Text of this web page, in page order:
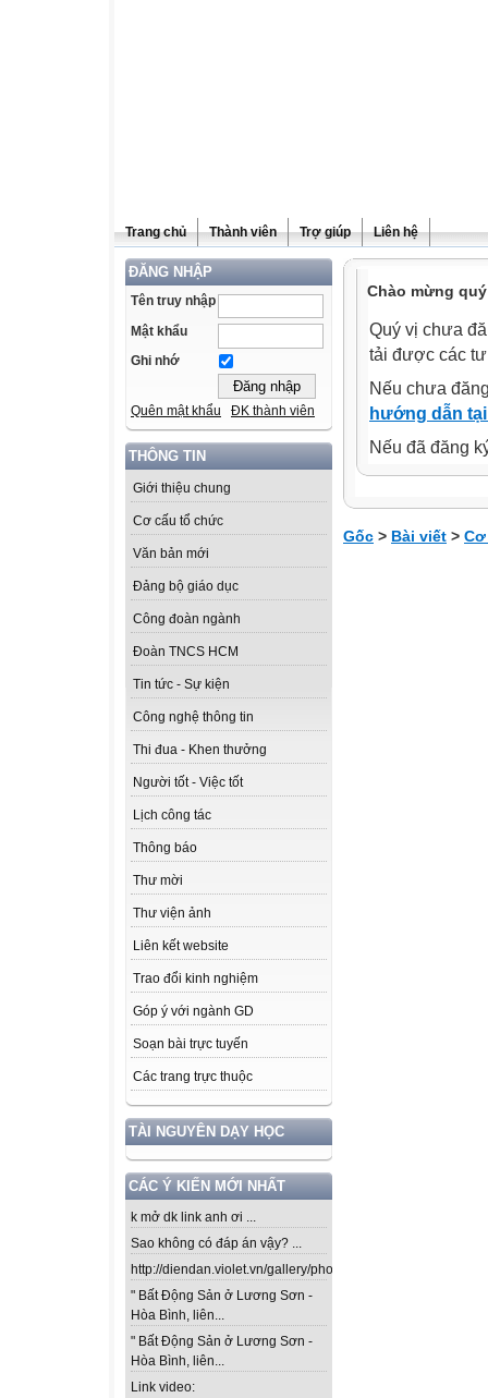
Trang chủ Thành viên Trợ giúp Liên hệ
ĐĂNG NHẬP
Tên truy nhập
Mật khẩu
Ghi nhớ
Quên mật khẩu ĐK thành viên
THÔNG TIN
Giới thiệu chung
Cơ cấu tổ chức
Văn bản mới
Đảng bộ giáo dục
Công đoàn ngành
Đoàn TNCS HCM
Tin tức - Sự kiện
Công nghệ thông tin
Thi đua - Khen thưởng
Người tốt - Việc tốt
Lịch công tác
Thông báo
Thư mời
Thư viện ảnh
Liên kết website
Trao đổi kinh nghiệm
Góp ý với ngành GD
Soạn bài trực tuyến
Các trang trực thuộc
TÀI NGUYÊN DẠY HỌC
CÁC Ý KIẾN MỚI NHẤT
k mở dk link anh ơi ...
Sao không có đáp án vậy? ...
http://diendan.violet.vn/gallery/photos/302...
" Bất Động Sản ở Lương Sơn -
Hòa Bình, liên...
" Bất Động Sản ở Lương Sơn -
Hòa Bình, liên...
Link video:
Chào mừng
Quý vị chưa
tải được các
Nếu chưa
hướng dẫn
Nếu đã đăng
Gốc > Bài viết >